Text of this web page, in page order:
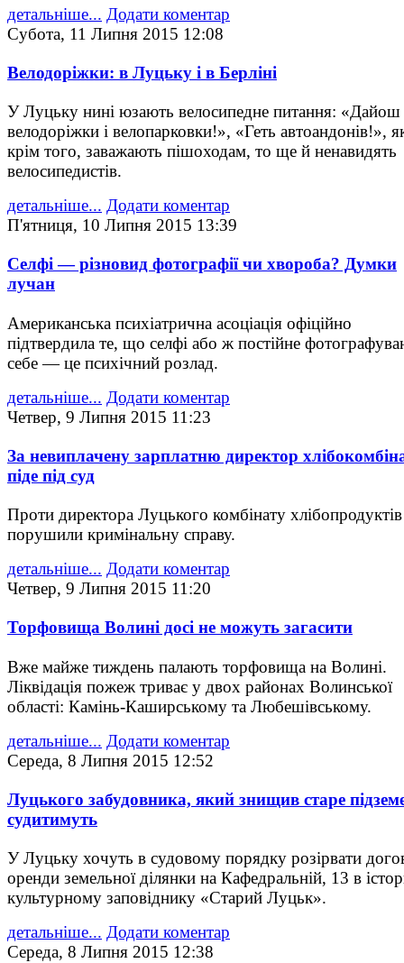
детальніше... Додати коментар
Субота, 11 Липня 2015 12:08
Велодоріжки: в Луцьку і в Берліні
У Луцьку нині юзають велосипедне питання: «Дайош
велодоріжки і велопарковки!», «Геть автоандонів!»,
крім того, заважають пішоходам, то ще й ненавидять
велосипедистів.
детальніше... Додати коментар
П'ятниця, 10 Липня 2015 13:39
Селфі — різновид фотографії чи хвороба? Думки
лучан
Американська психіатрична асоціація офіційно
підтвердила те, що селфі або ж постійне
себе — це психічний розлад.
детальніше... Додати коментар
Четвер, 9 Липня 2015 11:23
За невиплачену зарплатню директор
піде під суд
Проти директора Луцького комбінату хлібопродуктів
порушили кримінальну справу.
детальніше... Додати коментар
Четвер, 9 Липня 2015 11:20
Торфовища Волині досі не можуть загасити
Вже майже тиждень палають торфовища на Волині.
Ліквідація пожеж триває у двох районах Волинської
області: Камінь-Каширському та Любешівському.
детальніше... Додати коментар
Середа, 8 Липня 2015 12:52
Луцького забудовника, який знищив старе
судитимуть
У Луцьку хочуть в судовому порядку розірвати
оренди земельної ділянки на Кафедральній, 13 в
культурному заповіднику «Старий Луцьк».
детальніше... Додати коментар
Середа, 8 Липня 2015 12:38